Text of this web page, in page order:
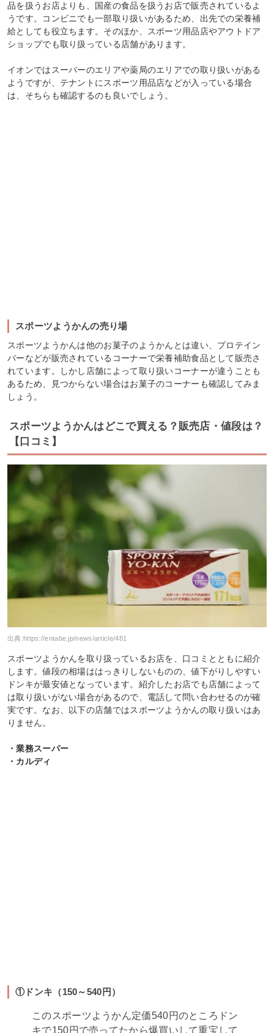
品を扱うお店よりも、国産の食品を扱うお店で販売されているよ
うです。コンビニでも一部取り扱いがあるため、出先での栄養補
給としても役立ちます。そのほか、スポーツ用品店やアウトドア
ショップでも取り扱っている店舗があります。
イオンではスーパーのエリアや薬局のエリアでの取り扱いがある
ようですが、テナントにスポーツ用品店などが入っている場合
は、そちらも確認するのも良いでしょう。
スポーツようかんの売り場
スポーツようかんは他のお菓子のようかんとは違い、プロテイン
バーなどが販売されているコーナーで栄養補助食品として販売さ
れています。しかし店舗によって取り扱いコーナーが違うことも
あるため、見つからない場合はお菓子のコーナーも確認してみま
しょう。
スポーツようかんはどこで買える？販売店・値段は？
【口コミ】
出典:https://entabe.jp/news/article/481
スポーツようかんを取り扱っているお店を、口コミとともに紹介
します。値段の相場ははっきりしないものの、値下がりしやすい
ドンキが最安値となっています。紹介したお店でも店舗によって
は取り扱いがない場合があるので、電話して問い合わせるのが確
実です。なお、以下の店舗ではスポーツようかんの取り扱いはあ
りません。
・業務スーパー
・カルディ
①ドンキ（150～540円）
このスポーツようかん定価540円のところドン
キで150円で売ってたから爆買いして重宝して